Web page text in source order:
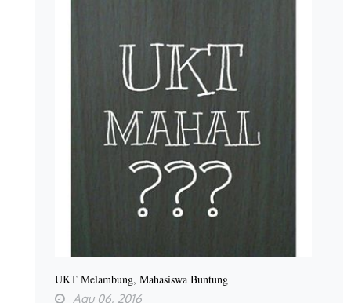
UKT Melambung, Mahasiswa Buntung
Agu 06, 2016